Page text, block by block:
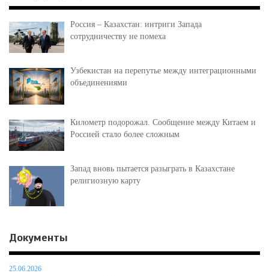
Россия – Казахстан: интриги Запада
сотрудничеству не помеха
Узбекистан на перепутье между интеграционными
объединениями
Километр подорожал. Сообщение между Китаем и
Россией стало более сложным
Запад вновь пытается разыграть в Казахстане
религиозную карту
Документы
25.06.2026